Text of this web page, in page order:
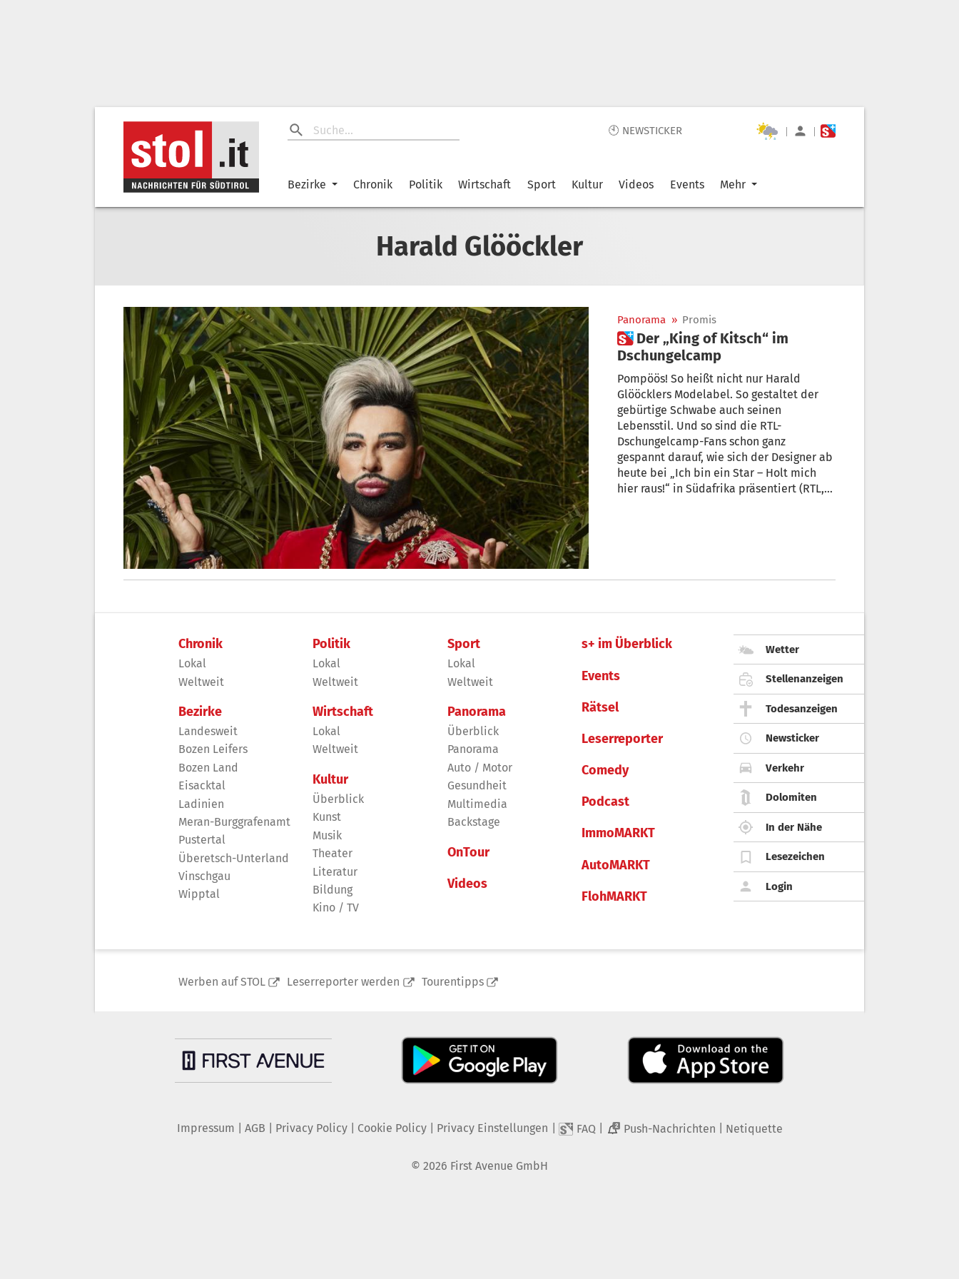
🕙 NEWSTICKER | |
Bezirke Chronik Politik Wirtschaft Sport Kultur Videos Events Mehr
Harald Glööckler
Panorama » Promis
 Der „King of Kitsch“ im
Dschungelcamp
Pompöös! So heißt nicht nur Harald
Glööcklers Modelabel. So gestaltet der
gebürtige Schwabe auch seinen
Lebensstil. Und so sind die RTL-
Dschungelcamp-Fans schon ganz
gespannt darauf, wie sich der Designer ab
heute bei „Ich bin ein Star – Holt mich
hier raus!“ in Südafrika präsentiert (RTL,
Chronik
Lokal
Weltweit
Bezirke
Landesweit
Bozen Leifers
Bozen Land
Eisacktal
Ladinien
Meran-Burggrafenamt
Pustertal
Überetsch-Unterland
Vinschgau
Wipptal
Politik
Lokal
Weltweit
Wirtschaft
Lokal
Weltweit
Kultur
Überblick
Kunst
Musik
Theater
Literatur
Bildung
Kino / TV
Sport
Lokal
Weltweit
Panorama
Überblick
Panorama
Auto / Motor
Gesundheit
Multimedia
Backstage
OnTour
Videos
s+ im Überblick
Events
Rätsel
Leserreporter
Comedy
Podcast
ImmoMARKT
AutoMARKT
FlohMARKT
Wetter
Stellenanzeigen
Todesanzeigen
Newsticker
Verkehr
Dolomiten
In der Nähe
Lesezeichen
Login
Werben auf STOL Leserreporter werden Tourentipps
Impressum AGB Privacy Policy| Cookie Policy| Privacy Einstellungen FAQ 2 Push-Nachrichten Netiquette
© 2026 First Avenue GmbH